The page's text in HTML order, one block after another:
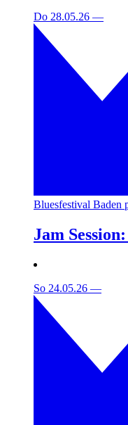
Do 28.05.26 —
Bluesfestival Baden
Jam
So 24.05.26 —